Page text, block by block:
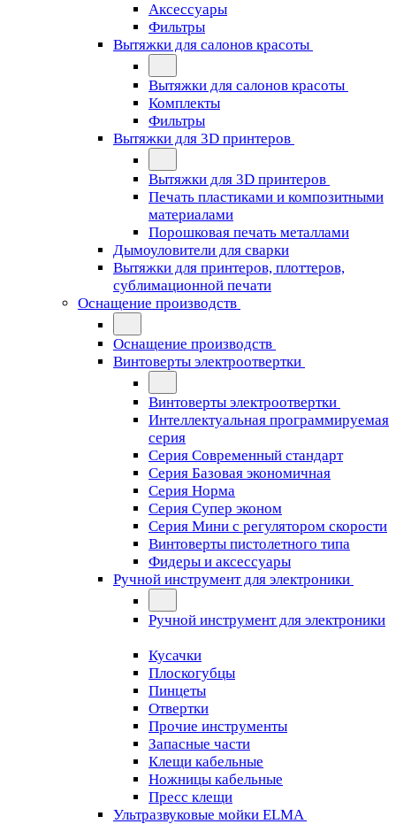
Аксессуары
Фильтры
Вытяжки для салонов красоты
Вытяжки для салонов красоты
Комплекты
Фильтры
Вытяжки для 3D принтеров
Вытяжки для 3D принтеров
Печать пластиками и композитными
материалами
Порошковая печать металлами
Дымоуловители для сварки
Вытяжки для принтеров, плоттеров,
сублимационной печати
Оснащение производств
Оснащение производств
Винтоверты электроотвертки
Винтоверты электроотвертки
Интеллектуальная программируемая
серия
Серия Современный стандарт
Серия Базовая экономичная
Серия Норма
Серия Cупер эконом
Серия Мини с регулятором скорости
Винтоверты пистолетного типа
Фидеры и аксессуары
Ручной инструмент для электроники
Ручной инструмент для электроники
Кусачки
Плоскогубцы
Пинцеты
Отвертки
Прочие инструменты
Запасные части
Клещи кабельные
Ножницы кабельные
Пресс клещи
Ультразвуковые мойки ELMA